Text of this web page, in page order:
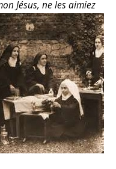
Jésus, ne les aimiez